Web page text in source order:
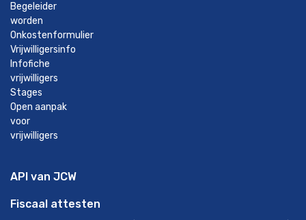
Begeleider
worden
Onkostenformulier
Vrijwilligersinfo
Infofiche
vrijwilligers
Stages
Open aanpak
voor
vrijwilligers
API van JCW
Fiscaal attesten